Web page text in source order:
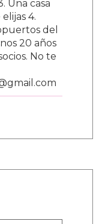
Una casa
4.
del
20 años
No te